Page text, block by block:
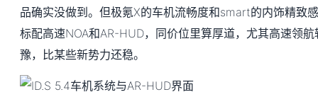
品确实没做到。但极氪X的车机流畅度和smart的内饰精致
标配高速NOA和AR-HUD，同价位里算厚道，尤其高速领
豫，比某些新势力还稳。